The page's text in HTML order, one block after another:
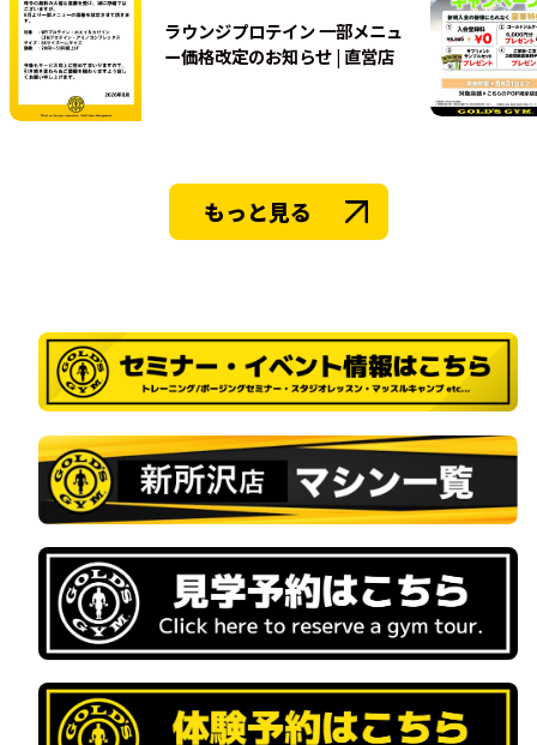
ラウンジプロテイン 一部メニュ
ー価格改定のお知らせ | 直営店
もっと見る